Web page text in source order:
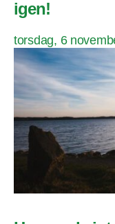
igen!
torsdag, 6